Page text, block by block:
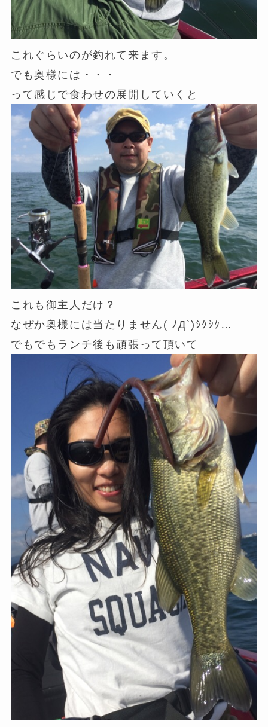
これぐらいのが釣れて来ます。
でも奥様には・・・
って感じで食わせの展開していくと
これも御主人だけ？
なぜか奥様には当たりません( ﾉД`)ｼｸｼｸ…
でもでもランチ後も頑張って頂いて